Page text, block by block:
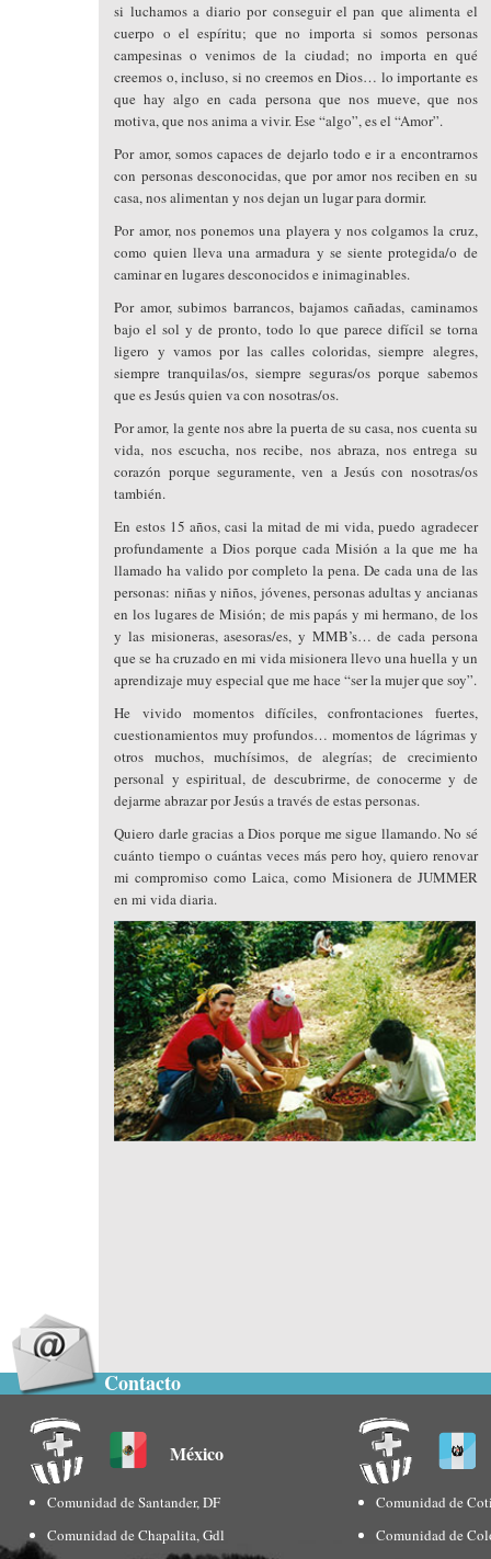
si luchamos a diario por conseguir el pan que alimenta el
cuerpo o el espíritu; que no importa si somos personas
campesinas o venimos de la ciudad; no importa en qué
creemos o, incluso, si no creemos en Dios… lo importante es
que hay algo en cada persona que nos mueve, que nos
motiva, que nos anima a vivir. Ese “algo”, es el “Amor”.
Por amor, somos capaces de dejarlo todo e ir a encontrarnos
con personas desconocidas, que por amor nos reciben en su
casa, nos alimentan y nos dejan un lugar para dormir.
Por amor, nos ponemos una playera y nos colgamos la cruz,
como quien lleva una armadura y se siente protegida/o de
caminar en lugares desconocidos e inimaginables.
Por amor, subimos barrancos, bajamos cañadas, caminamos
bajo el sol y de pronto, todo lo que parece difícil se torna
ligero y vamos por las calles coloridas, siempre alegres,
siempre tranquilas/os, siempre seguras/os porque sabemos
que es Jesús quien va con nosotras/os.
Por amor, la gente nos abre la puerta de su casa, nos cuenta su
vida, nos escucha, nos recibe, nos abraza, nos entrega su
corazón porque seguramente, ven a Jesús con nosotras/os
también.
En estos 15 años, casi la mitad de mi vida, puedo agradecer
profundamente a Dios porque cada Misión a la que me ha
llamado ha valido por completo la pena. De cada una de las
personas: niñas y niños, jóvenes, personas adultas y ancianas
en los lugares de Misión; de mis papás y mi hermano, de los
y las misioneras, asesoras/es, y MMB’s… de cada persona
que se ha cruzado en mi vida misionera llevo una huella y un
aprendizaje muy especial que me hace “ser la mujer que soy”.
He vivido momentos difíciles, confrontaciones fuertes,
cuestionamientos muy profundos… momentos de lágrimas y
otros muchos, muchísimos, de alegrías; de crecimiento
personal y espiritual, de descubrirme, de conocerme y de
dejarme abrazar por Jesús a través de estas personas.
Quiero darle gracias a Dios porque me sigue llamando. No sé
cuánto tiempo o cuántas veces más pero hoy, quiero renovar
mi compromiso como Laica, como Misionera de JUMMER
en mi vida diaria.
Contacto
México
Comunidad de Santander, DF
Comunidad de Chapalita, Gdl
Comunidad de
Comunidad de